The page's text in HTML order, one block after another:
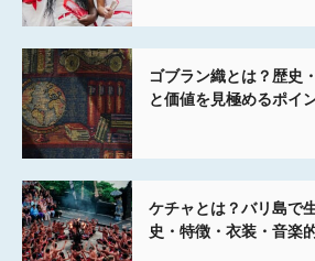
ゴブラン織とは？歴史
と価値を見極めるポイ
ケチャとは？バリ島で
史・特徴・衣装・音楽